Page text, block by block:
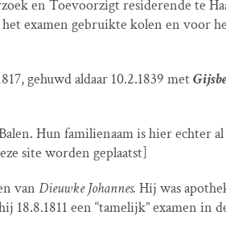
en Toevoorzigt residerende te
examen gebruikte kolen en voor
gehuwd aldaar 10.2.1839 met
Hun familienaam is hier echter
site worden geplaatst]
van Dieuwke Johannes. Hij was
een “tamelijk” examen in